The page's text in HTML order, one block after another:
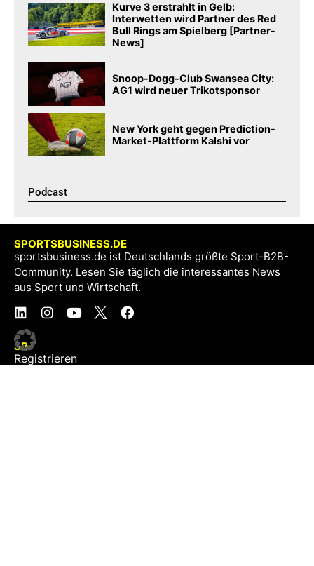
Kurve 3 erstrahlt in Gelb:
Interwetten wird Partner des Red
Bull Rings am Spielberg [Partner-
News]
Snoop-Dogg-Club Swansea City:
AG1 wird neuer Trikotsponsor
New York geht gegen Prediction-
Market-Plattform Kalshi vor
Podcast​
SPORTSBUSINESS.DE
sportsbusiness.de ist Deutschlands größte Sport-B2B-
Community. Lesen Sie täglich die interessantes News
aus Sport und Wirtschaft.
SB+
Registrieren